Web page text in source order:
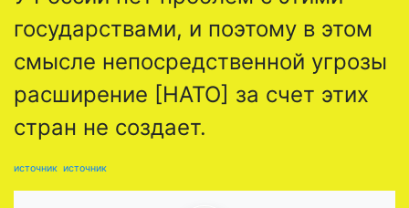
государствами, и поэтому в этом
смысле непосредственной угрозы
расширение [НАТО] за счет этих
стран не создает.
источник источник